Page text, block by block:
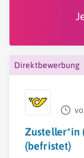
Direktbewerbung
Zusteller*in
(befristet)